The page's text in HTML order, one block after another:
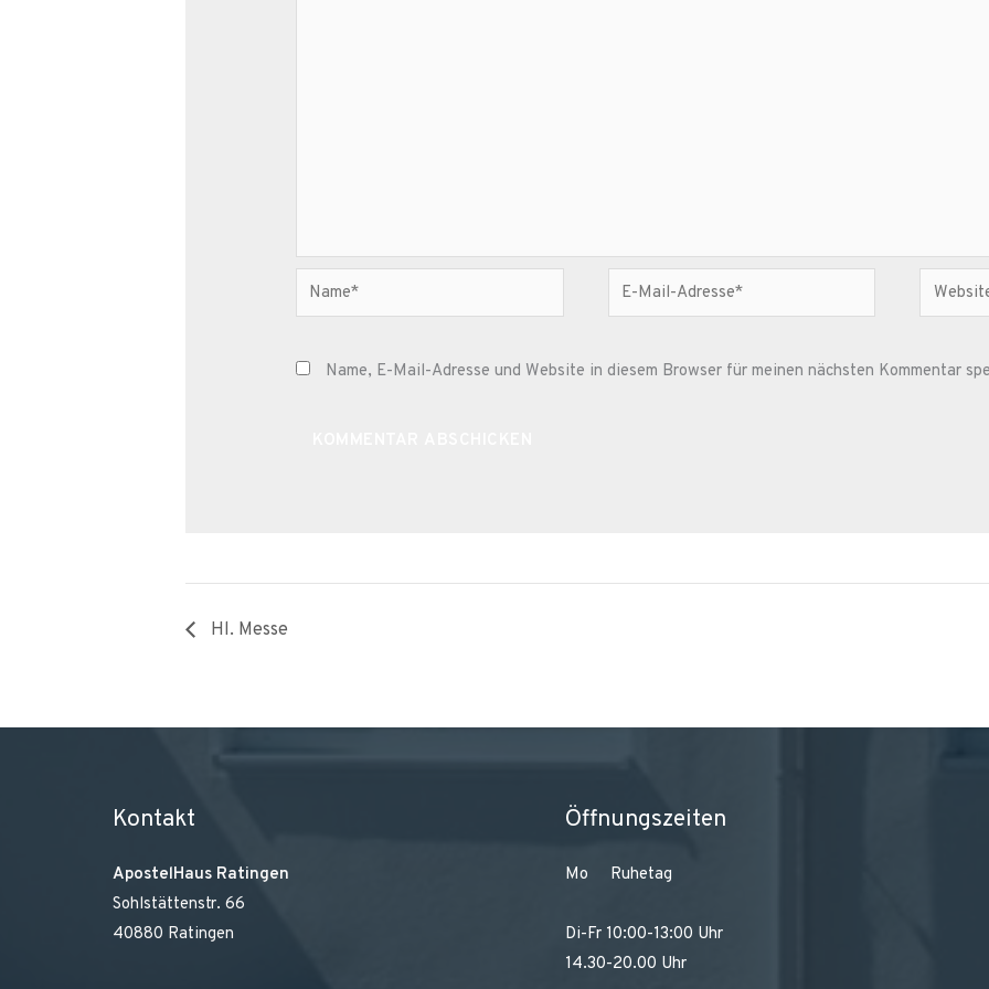
Name*
E-
Mail-
Website
Name, E-Mail-Adresse und Website in diesem Browser für meinen nächsten Kommentar
Hl. Messe
Kontakt
ApostelHaus Ratingen
Sohlstättenstr. 66
40880 Ratingen
Öffnungszeiten
Mo Ruhetag
Di-Fr 10:00-13:00 Uhr
14.30-20.00 Uhr